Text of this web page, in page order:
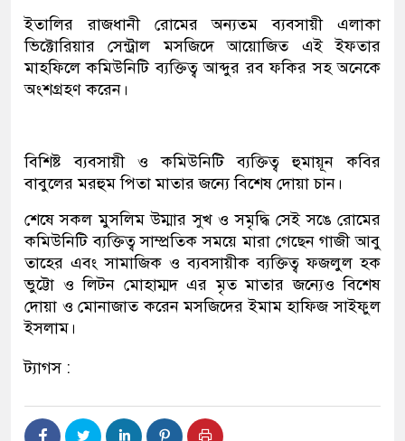
ইতালির রাজধানী রোমের অন্যতম ব্যবসায়ী এলাকা
ভিক্টোরিয়ার সেন্ট্রাল মসজিদে আয়োজিত এই ইফতার
মাহফিলে কমিউনিটি ব্যক্তিত্ব আব্দুর রব ফকির সহ অনেকে
অংশগ্রহণ করেন।
বিশিষ্ট ব্যবসায়ী ও কমিউনিটি ব্যক্তিত্ব হুমায়ূন কবির
বাবুলের মরহুম পিতা মাতার জন্যে বিশেষ দোয়া চান।
শেষে সকল মুসলিম উম্মার সুখ ও সমৃদ্ধি সেই সঙে রোমের
কমিউনিটি ব্যক্তিত্ব সাম্প্রতিক সময়ে মারা গেছেন গাজী আবু
তাহের এবং সামাজিক ও ব্যবসায়ীক ব্যক্তিত্ব ফজলুল হক
ভুট্টো ও লিটন মোহাম্মদ এর মৃত মাতার জন্যেও বিশেষ
দোয়া ও মোনাজাত করেন মসজিদের ইমাম হাফিজ সাইফুল
ইসলাম।
ট্যাগস :